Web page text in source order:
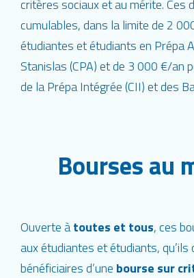
critères sociaux et au mérite. Ces
cumulables, dans la limite de 2
étudiantes et étudiants en Prépa
Stanislas (CPA) et de 3 000 €/an
de la Prépa Intégrée (CII) et des
Bourses au
Ouverte àtoutes et tous, ces
aux étudiantes et étudiants,
bénéficiaires d’une bourse sur